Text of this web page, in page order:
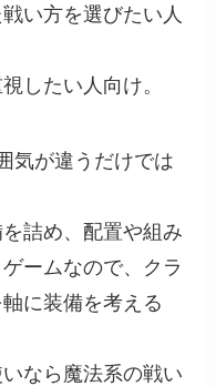
い方を選びたい人
したい人向け。
気が違うだけでは
詰め、配置や組み
ームなので、クラ
に装備を考える
なら魔法系の戦い